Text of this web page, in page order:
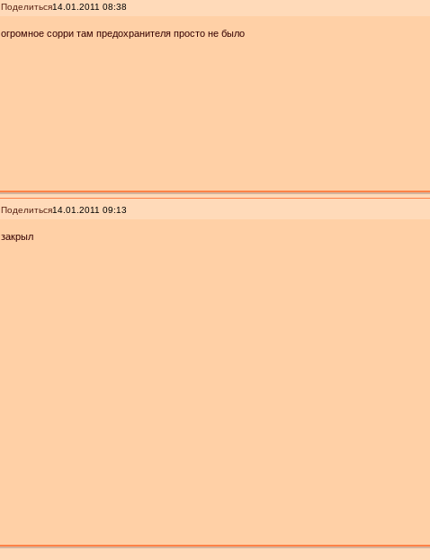
Поделиться14.01.2011 08:38
огромное сорри там предохранителя просто не было
Поделиться14.01.2011 09:13
закрыл